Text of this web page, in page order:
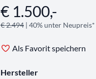
Angebotsinformationen
€ 1.500,-
€ 2.494 | 40% unter Neupreis*
Als Favorit speichern
Hersteller